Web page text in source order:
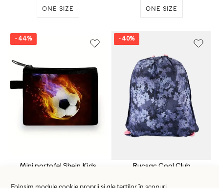
ONE SIZE ONE SIZE
- 44%
Mini portofel Shein Kids
- 40%
Rucsac Cool Club
Folosim module cookie proprii și ale terților în scopuri